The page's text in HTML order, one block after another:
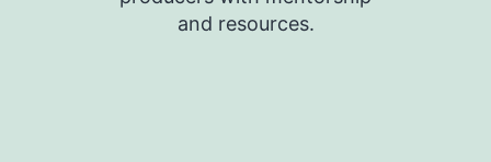
and resources.